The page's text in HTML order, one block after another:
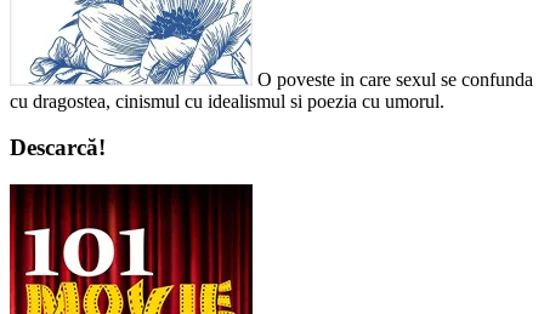
O poveste in care sexul se confunda
cu dragostea, cinismul cu idealismul si poezia cu umorul.
Descarcă!